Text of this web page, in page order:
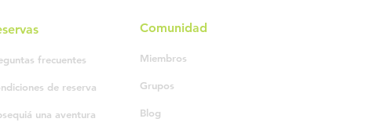
frecuentes
de reserva
una aventura
Comunidad
Miembros
Grupos
Blog